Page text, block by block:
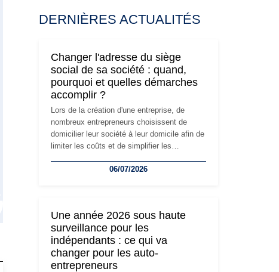
DERNIÈRES ACTUALITÉS
Changer l'adresse du siège
social de sa société : quand,
pourquoi et quelles démarches
accomplir ?
Lors de la création d'une entreprise, de
nombreux entrepreneurs choisissent de
domicilier leur société à leur domicile afin de
limiter les coûts et de simplifier les
l'activité, cette solution peut rapidement
siège social répond souvent à une nouvelle
étape de la vie de l'entreprise et implique
plusieurs formalités obligatoires.
06/07/2026
Une année 2026 sous haute
surveillance pour les
indépendants : ce qui va
changer pour les auto-
entrepreneurs